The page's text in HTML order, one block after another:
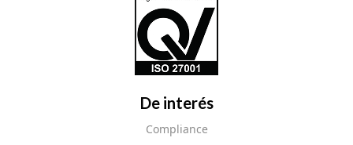
De interés
Compliance